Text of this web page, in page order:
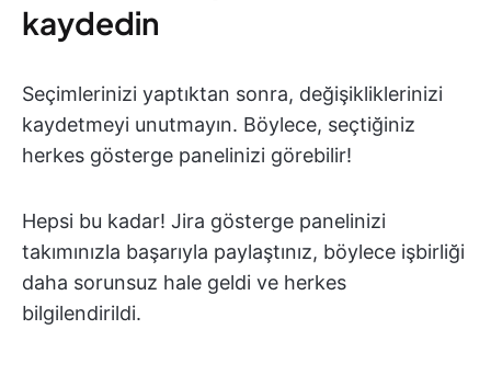
kaydedin
Seçimlerinizi yaptıktan sonra, değişikliklerinizi
kaydetmeyi unutmayın. Böylece, seçtiğiniz
herkes gösterge panelinizi görebilir!
Hepsi bu kadar! Jira gösterge panelinizi
takımınızla başarıyla paylaştınız, böylece işbirliği
daha sorunsuz hale geldi ve herkes
bilgilendirildi.